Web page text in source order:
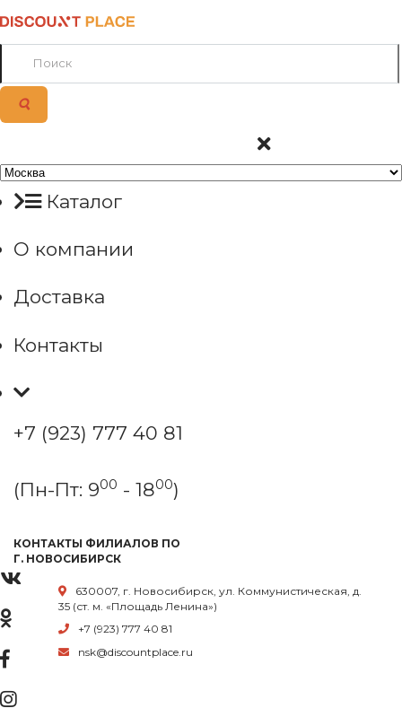
Каталог
О компании
Доставка
Контакты
+7 (923) 777 40 81
(Пн-Пт: 900 - 1800)
КОНТАКТЫ ФИЛИАЛОВ ПО
Г. НОВОСИБИРСК
630007, г. Новосибирск, ул. Коммунистическая, д.
35 (ст. м. «Площадь Ленина»)
+7 (923) 777 40 81
nsk@discountplace.ru